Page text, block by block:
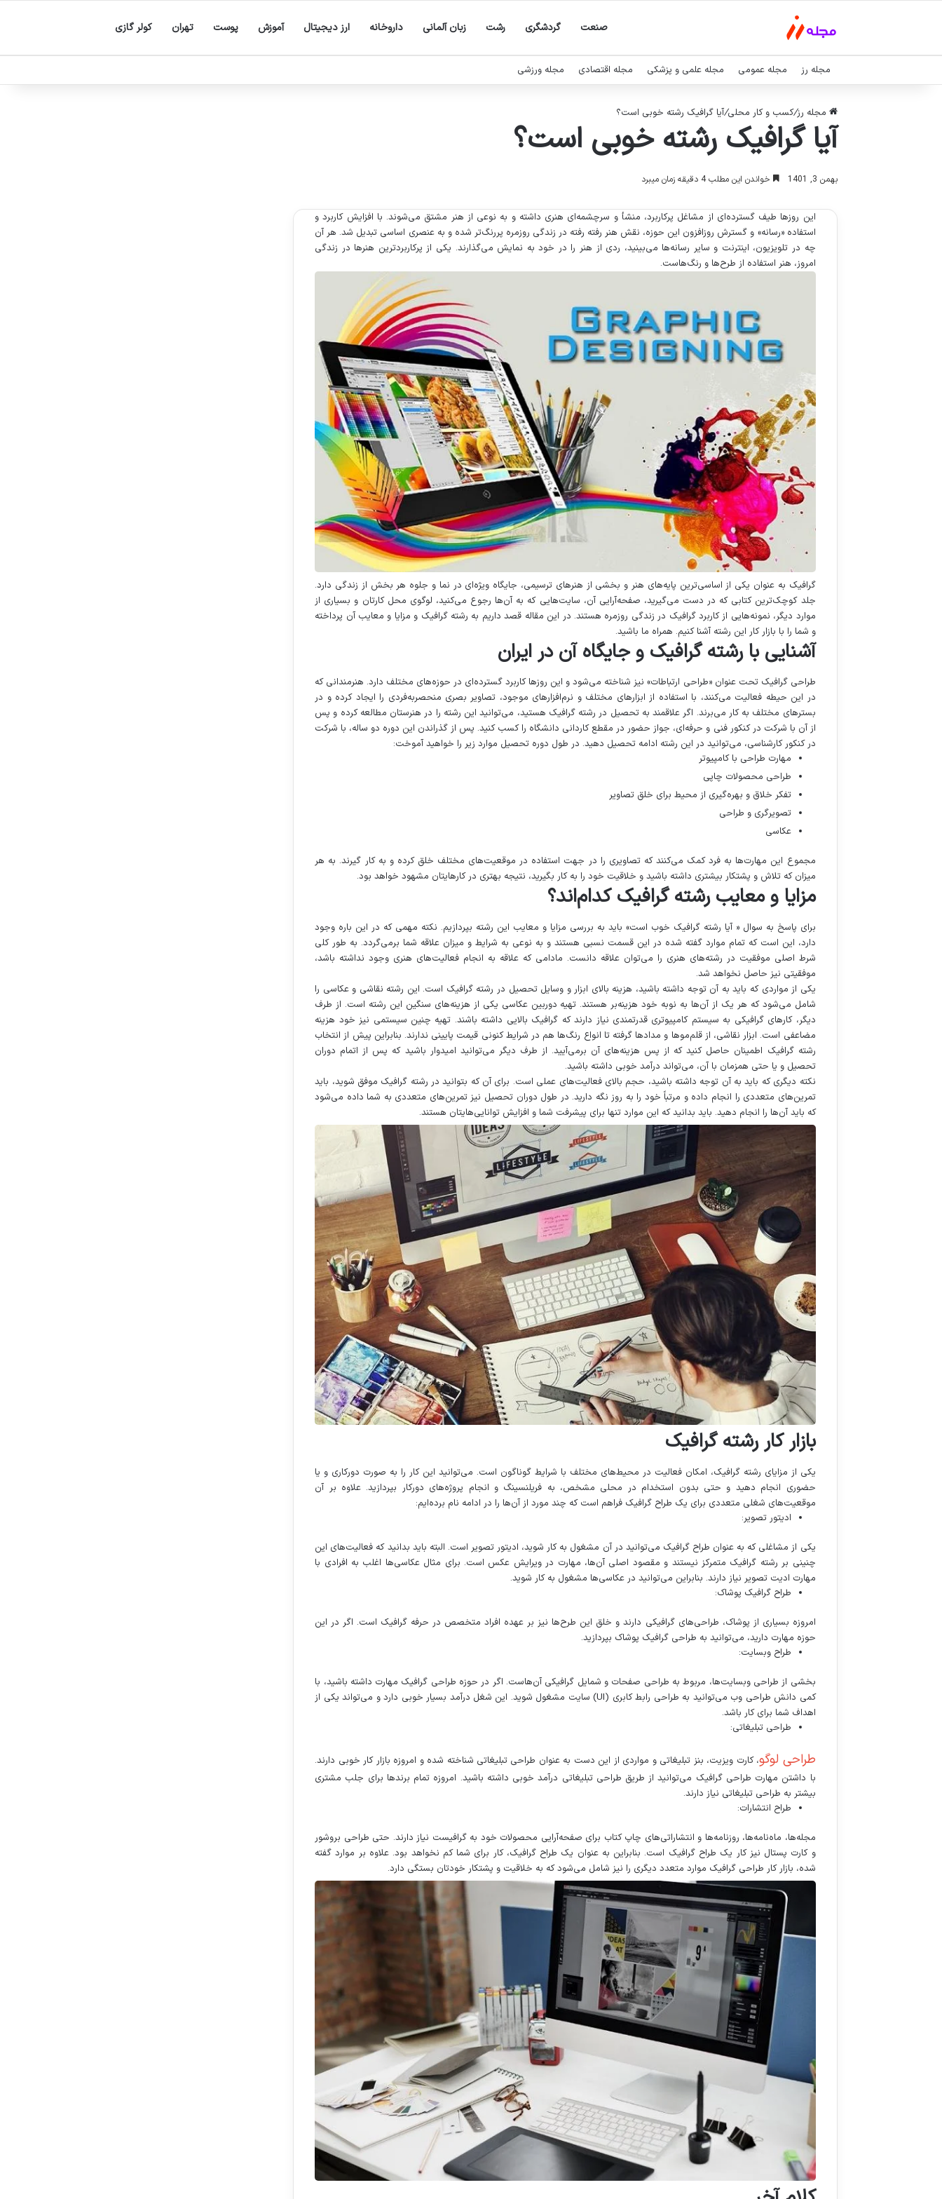
صنعت گردشگری رشت زبان آلمانی داروخانه ارز دیجیتال آموزش پوست تهران کولر گازی
مجله رز مجله عمومی مجله علمی و پزشکی مجله اقتصادی مجله ورزشی
مجله رز/کسب و کار محلی/آیا گرافیک رشته خوبی است؟
آیا گرافیک رشته خوبی است؟
بهمن 3, 1401 خواندن این مطلب 4 دقیقه زمان میبرد
این روزها طیف گسترده‌ای از مشاغل پرکاربرد، منشأ و سرچشمه‌ای هنری داشته و به نوعی از هنر مشتق می‌شوند. با افزایش کاربرد و
استفاده «رسانه» و گسترش روزافزون این حوزه، نقش هنر رفته رفته در زندگی روزمره پررنگ‌تر شده و به عنصری اساسی تبدیل شد. هر آن
چه در تلویزیون، اینترنت و سایر رسانه‌ها می‌بینید، ردی از هنر را در خود به نمایش می‌گذارند. یکی از پرکاربردترین هنرها در زندگی
امروز، هنر استفاده از طرح‌ها و رنگ‌هاست.
گرافیک به عنوان یکی از اساسی‌ترین پایه‌های هنر و بخشی از هنرهای ترسیمی، جایگاه ویژه‌ای در نما و جلوه هر بخش از زندگی دارد.
جلد کوچک‌ترین کتابی که در دست می‌گیرید، صفحه‌آرایی آن، سایت‌هایی که به آن‌ها رجوع می‌کنید، لوگوی محل کارتان و بسیاری از
موارد دیگر، نمونه‌هایی از کاربرد گرافیک در زندگی روزمره هستند. در این مقاله قصد داریم به رشته گرافیک و مزایا و معایب آن پرداخته
و شما را با بازار کار این رشته آشنا کنیم. همراه ما باشید.
آشنایی با رشته گرافیک و جایگاه آن در ایران
طراحی گرافیک تحت عنوان «طراحی ارتباطات» نیز شناخته می‌شود و این روزها کاربرد گسترده‌ای در حوزه‌های مختلف دارد. هنرمندانی که
در این حیطه فعالیت می‌کنند، با استفاده از ابزارهای مختلف و نرم‌افزارهای موجود، تصاویر بصری منحصربه‌فردی را ایجاد کرده و در
بسترهای مختلف به کار می‌برند. اگر علاقمند به تحصیل در رشته گرافیک هستید، می‌توانید این رشته را در هنرستان مطالعه کرده و پس
از آن با شرکت در کنکور فنی و حرفه‌ای، جواز حضور در مقطع کاردانی دانشگاه را کسب کنید. پس از گذراندن این دوره دو ساله، با شرکت
در کنکور کارشناسی، می‌توانید در این رشته ادامه تحصیل دهید. در طول دوره تحصیل موارد زیر را خواهید آموخت:
مهارت طراحی با کامپیوتر
طراحی محصولات چاپی
تفکر خلاق و بهره‌گیری از محیط برای خلق تصاویر
تصویرگری و طراحی
عکاسی
مجموع این مهارت‌ها به فرد کمک می‌کنند که تصاویری را در جهت استفاده در موقعیت‌های مختلف خلق کرده و به کار گیرند. به هر
میزان که تلاش و پشتکار بیشتری داشته باشید و خلاقیت خود را به کار بگیرید، نتیجه بهتری در کارهایتان مشهود خواهد بود.
مزایا و معایب رشته گرافیک کدام‌اند؟
برای پاسخ به سوال « آیا رشته گرافیک خوب است» باید به بررسی مزایا و معایب این رشته بپردازیم‌. نکته مهمی که در این باره وجود
دارد، این است که تمام موارد گفته شده در این قسمت نسبی هستند و به نوعی به شرایط و میزان علاقه شما برمی‌گردد. به طور کلی
شرط اصلی موفقیت در رشته‌های هنری را می‌توان علاقه دانست. مادامی که علاقه به انجام فعالیت‌های هنری وجود نداشته باشد،
موفقیتی نیز حاصل نخواهد شد.
یکی از مواردی که باید به آن توجه داشته باشید، هزینه بالای ابزار و وسایل تحصیل در رشته گرافیک است. این رشته نقاشی و عکاسی را
شامل می‌شود که هر یک از آن‌ها به نوبه خود هزینه‌بر هستند. تهیه دوربین عکاسی یکی از هزینه‌های سنگین این رشته است. از طرف
دیگر، کارهای گرافیکی به سیستم کامپیوتری قدرتمندی نیاز دارند که گرافیک بالایی داشته باشند. تهیه چنین سیستمی نیز خود هزینه
مضاعفی است. ابزار نقاشی، از قلم‌موها و مدادها گرفته تا انواع رنگ‌ها هم در شرایط کنونی قیمت پایینی ندارند. بنابراین پیش از انتخاب
رشته گرافیک اطمینان حاصل کنید که از پس هزینه‌های آن برمی‌آیید‌. از طرف دیگر می‌توانید امیدوار باشید که پس از اتمام دوران
تحصیل و یا حتی همزمان با آن، می‌تواند درآمد خوبی داشته باشید.
نکته دیگری که باید به آن توجه داشته باشید، حجم بالای فعالیت‌های عملی است. برای آن که بتوانید در رشته گرافیک موفق شوید، باید
تمرین‌های متعددی را انجام داده و مرتباً خود را به روز نگه دارید. در طول دوران تحصیل نیز تمرین‌های متعددی به شما داده می‌شود
که باید آن‌ها را انجام دهید. باید بدانید که این موارد تنها برای پیشرفت شما و افزایش توانایی‌هایتان هستند.
بازار کار رشته گرافیک
یکی از مزایای رشته گرافیک، امکان فعالیت در محیط‌های مختلف با شرایط گوناگون است. می‌توانید این کار را به صورت دورکاری و یا
حضوری انجام دهید و حتی بدون استخدام در محلی مشخص، به فریلنسینگ و انجام پروژه‌های دورکار بپردازید. علاوه بر آن
موقعیت‌های شغلی متعددی برای یک طراح گرافیک فراهم است که چند مورد از آن‌ها را در ادامه نام برده‌ایم:
ادیتور تصویر:
یکی از مشاغلی که به عنوان طراح گرافیک می‌توانید در آن مشغول به کار شوید، ادیتور تصویر است. البته باید بدانید که فعالیت‌های این
چنینی بر رشته گرافیک متمرکز نیستند و مقصود اصلی آن‌ها، مهارت در ویرایش عکس است. برای مثال عکاسی‌ها اغلب به افرادی با
مهارت ادیت تصویر نیاز دارند. بنابراین می‌توانید در عکاسی‌ها مشغول به کار شوید.
طراح گرافیک پوشاک:
امروزه بسیاری از پوشاک، طراحی‌های گرافیکی دارند و خلق این طرح‌ها نیز بر عهده افراد متخصص در حرفه گرافیک است. اگر در این
حوزه مهارت دارید، می‌توانید به طراحی گرافیک پوشاک بپردازید.
طراح وبسایت:
بخشی از طراحی وبسایت‌ها، مربوط به طراحی صفحات و شمایل گرافیکی آن‌هاست. اگر در حوزه طراحی گرافیک مهارت داشته باشید، با
كمی دانش طراحی وب می‌توانید به طراحی رابط کابری (UI) سایت مشغول شوید. این شغل درآمد بسیار خوبی دارد و می‌تواند یکی از
اهداف شما برای کار باشد.
طراحی تبلیغاتی:
طراحی لوگو، کارت ویزیت، بنز تبلیغاتی و مواردی از این دست به عنوان طراحی تبلیغاتی شناخته شده و امروزه بازار کار خوبی دارند.
با داشتن مهارت طراحی گرافیک می‌توانید از طریق طراحی تبلیغاتی درآمد خوبی داشته باشید. امروزه تمام برندها برای جلب مشتری
بیشتر به طراحی تبلیغاتی نیاز دارند.
طراح انتشارات:
مجله‌ها، ماه‌نامه‌ها، روزنامه‌ها و انتشاراتی‌های چاپ کتاب برای صفحه‌آرایی محصولات خود به گرافیست نیاز دارند. حتی طراحی بروشور
و کارت پستال نیز کار یک طراح گرافیک است. بنابراین به عنوان یک طراح گرافیک، کار برای شما کم نخواهد بود. علاوه بر موارد گفته
شده، بازار کار طراحی گرافیک موارد متعدد دیگری را نیز شامل می‌شود که به خلاقیت و پشتکار خودتان بستگی دارد.